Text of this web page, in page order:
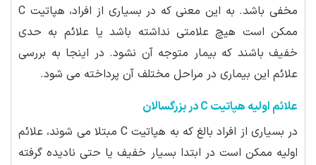
مخفی باشد. به این معنی که در بسیاری از افراد، هپاتیت C
ممکن است هیچ علامتی نداشته باشد یا علائم به حدی
خفیف باشند که بیمار متوجه آن نشود. در اینجا به بررسی
علائم این بیماری در مراحل مختلف آن پرداخته می شود.
علائم اولیه هپاتیت C در بزرگسالان
در بسیاری از افراد بالغ که به هپاتیت C مبتلا می شوند، علائم
اولیه ممکن است در ابتدا بسیار خفیف یا حتی نادیده گرفته